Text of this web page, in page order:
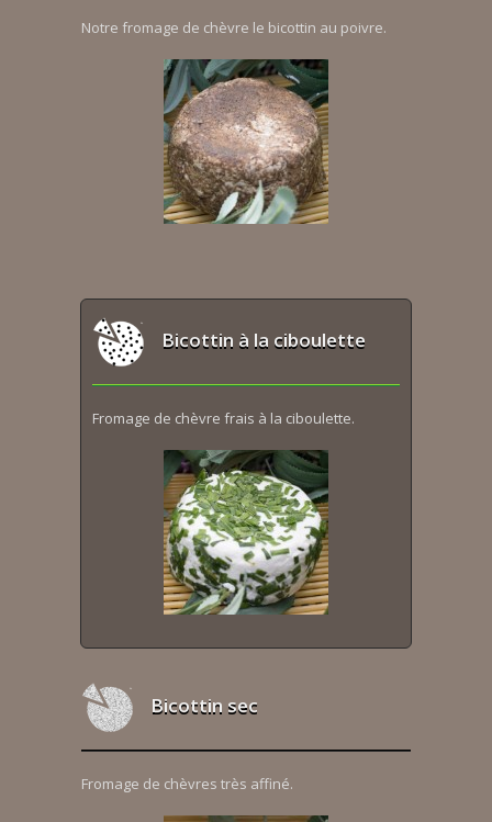
Notre fromage de chèvre le bicottin au poivre.
Bicottin à la ciboulette
Fromage de chèvre frais à la ciboulette.
Bicottin sec
Fromage de chèvres très affiné.